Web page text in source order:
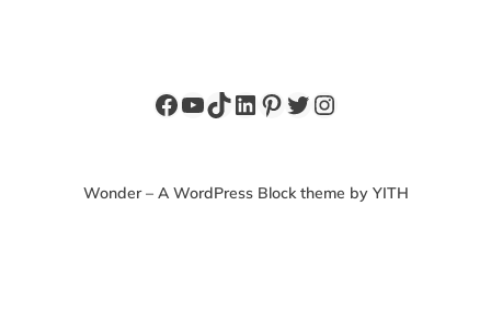
Facebook
YouTube
TikTok
LinkedIn
Pinterest
X Instagram
Wonder – A WordPress Block theme by YITH